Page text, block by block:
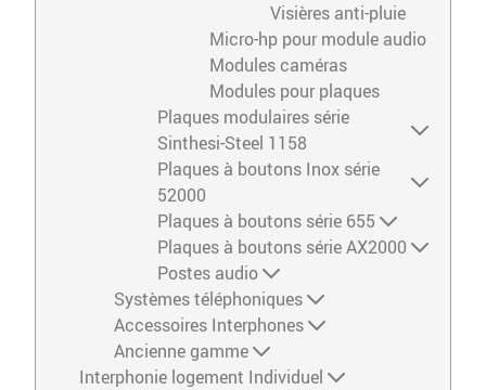
Visières anti-pluie
Micro-hp pour module audio
Modules caméras
Modules pour plaques
Plaques modulaires série
Sinthesi-Steel 1158
Plaques à boutons Inox série
52000
Plaques à boutons série 655
Plaques à boutons série AX2000
Postes audio
Systèmes téléphoniques
Accessoires Interphones
Ancienne gamme
Interphonie logement Individuel